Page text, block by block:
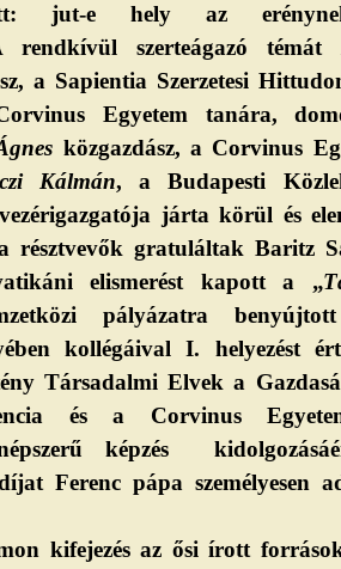
jut-e hely az
rendkívül szerteágazó témát
a Sapientia Szerzetesi
Egyetem tanára,
közgazdász, a Corvinus
Kálmán, a Budapesti
járta körül és
résztvevők gratuláltak Baritz
elismerést kapott a „
pályázatra
kollégáival I. helyezést
Társadalmi Elvek a
és a Corvinus
képzés
Ferenc pápa személyesen
kifejezés az ősi írott